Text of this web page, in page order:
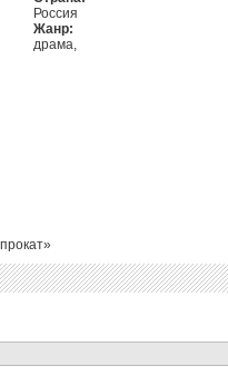
Россия
Жанр:
драма,